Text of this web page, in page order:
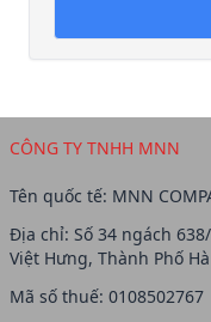
CÔNG TY TNHH MNN
Tên quốc tế: MNN
Địa chỉ: Số 34 ngách
Việt Hưng, Thành Phố
Mã số thuế: 0108502767